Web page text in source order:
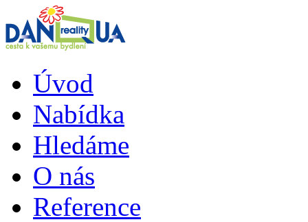
Úvod
Nabídka
Hledáme
O nás
Reference